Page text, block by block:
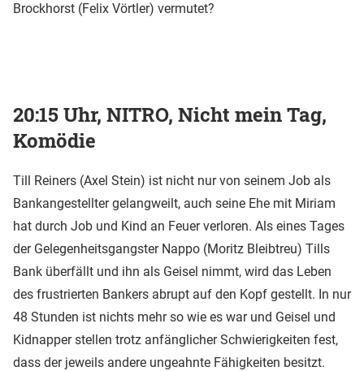
Brockhorst (Felix Vörtler) vermutet?
20:15 Uhr, NITRO, Nicht mein Tag,
Komödie
Till Reiners (Axel Stein) ist nicht nur von seinem Job als
Bankangestellter gelangweilt, auch seine Ehe mit Miriam
hat durch Job und Kind an Feuer verloren. Als eines Tages
der Gelegenheitsgangster Nappo (Moritz Bleibtreu) Tills
Bank überfällt und ihn als Geisel nimmt, wird das Leben
des frustrierten Bankers abrupt auf den Kopf gestellt. In nur
48 Stunden ist nichts mehr so wie es war und Geisel und
Kidnapper stellen trotz anfänglicher Schwierigkeiten fest,
dass der jeweils andere ungeahnte Fähigkeiten besitzt.